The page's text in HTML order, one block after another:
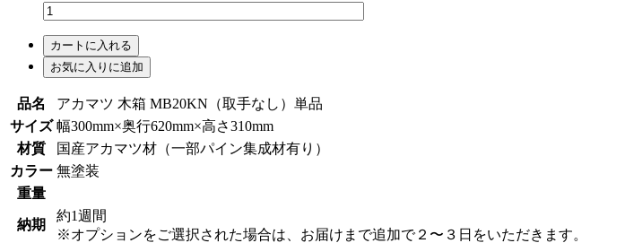
カートに入れる
お気に入りに追加
品名
アカマツ 木箱 MB20KN（取手なし）単品
サイズ 幅300mm×奥行620mm×高さ310mm
材質
国産アカマツ材（一部パイン集成材有り）
カラー 無塗装
重量
納期
約1週間
※オプションをご選択された場合は、お届けまで追加で２〜３日をいただきます。